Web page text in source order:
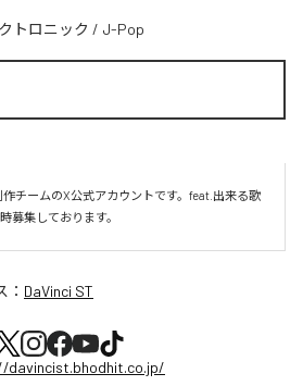
トロニック / J-Pop
作チームのX公式アカウントです。feat.出来る歌
募集しております。
： DaVinci ST